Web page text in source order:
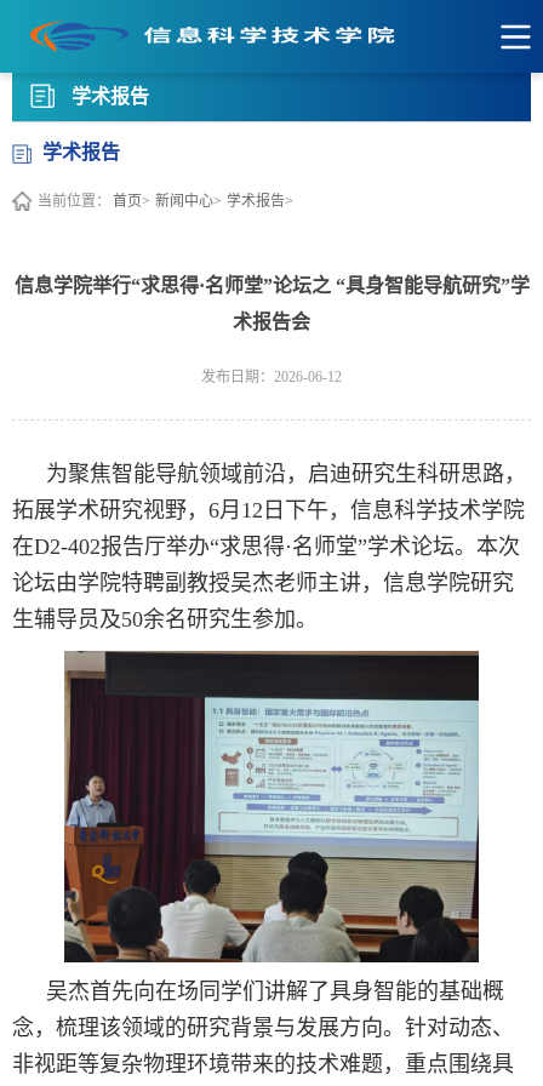
学术报告
学术报告
当前位置： 首页> 新闻中心> 学术报告>
信息学院举行“求思得·名师堂”论坛之 “具身智能导航研究”学
术报告会
发布日期：2026-06-12
为聚焦智能导航领域前沿，启迪研究生科研思路，
拓展学术研究视野，6月12日下午，信息科学技术学院
在D2-402报告厅举办“求思得·名师堂”学术论坛。本次
论坛由学院特聘副教授吴杰老师主讲，信息学院研究
生辅导员及50余名研究生参加。
吴杰首先向在场同学们讲解了具身智能的基础概
念，梳理该领域的研究背景与发展方向。针对动态、
非视距等复杂物理环境带来的技术难题，重点围绕具